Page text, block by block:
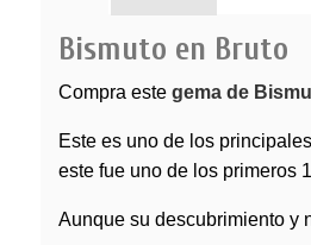
Bismuto en Bruto
Compra este gema de
Este es uno de los
este fue uno de los primeros
Aunque su descubrimiento y